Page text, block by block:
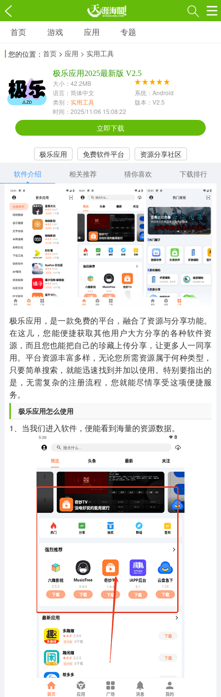
游戏
3697款应用
1597款应用
休闲益智
13387款应用
2196款应用
1072款应用
418款应用
568款应用
音乐舞蹈
269款应用
2716款应用
515款应用
其他
1654款应用
游戏助手
515款应用
MOD游戏
1056款应用
首页 游戏 应用 专题
您的位置： 首页 > 应用 > 实用工具
极乐应用2025最新版 V2.5
大小：42.2MB
语言：简体中文
系统：Android
类别： 实用工具
版本：V2.5
时间：2025/11/06 15:08:22
立即下载
极乐应用 免费软件平台
资源分享社区
软件介绍
相关推荐 猜你喜欢 下载排行
极乐应用，是一款免费的平台，融合了资源与分享功能。
在这儿，您能便捷获取其他用户大方分享的各种软件资
源，而且您也能把自己的珍藏上传分享，让更多人一同享
用。平台资源丰富多样，无论您所需资源属于何种类型，
只要简单搜索，就能迅速找到并加以使用。特别要指出的
是，无需复杂的注册流程，您就能尽情享受这项便捷服
务。
极乐应用怎么使用
1、当我们进入软件，便能看到海量的资源数据。